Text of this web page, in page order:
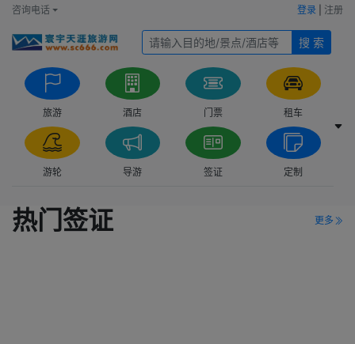
咨询电话 登录 注册
搜 索
旅游 酒店 门票 租车
游轮 导游 签证 定制
热门签证 更多